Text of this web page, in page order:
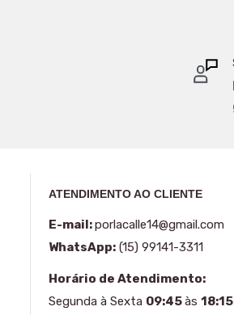
ATENDIMENTO AO CLIENTE
E-mail:porlacalle14@gmail.com
WhatsApp:(15) 99141-3311
Horário de Atendimento:
Segunda à Sexta 09:45às